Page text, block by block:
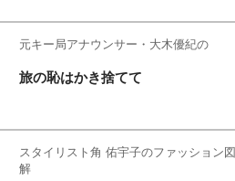
元キー局アナウンサー・大木優紀の
旅の恥はかき捨てて
スタイリスト角 佑宇子のファッション図
解